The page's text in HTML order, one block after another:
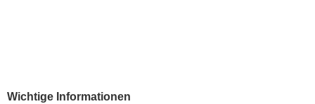
Wichtige Informationen